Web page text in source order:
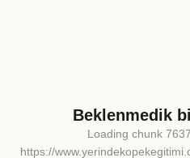
Beklenmedik
Loading chunk
https://